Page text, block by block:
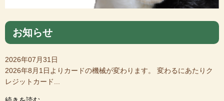
お知らせ
2026年07月31日
2026年8月1日よりカードの機械が変わります。 変わるにあたりク
レジットカード...